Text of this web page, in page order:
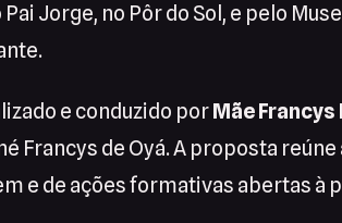
Jorge, no Pôr do Sol, e pelo
e conduzido porMãe
Francys de Oyá. A proposta
e de ações formativas abertas à